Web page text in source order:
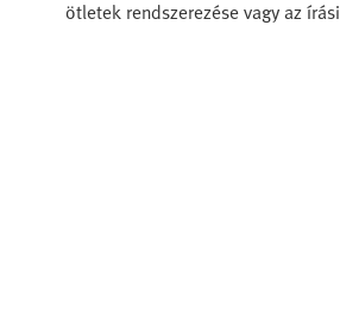
ötletek rendszerezése vagy az